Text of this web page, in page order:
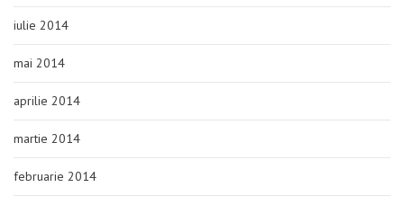
iulie 2014
mai 2014
aprilie 2014
martie 2014
februarie 2014